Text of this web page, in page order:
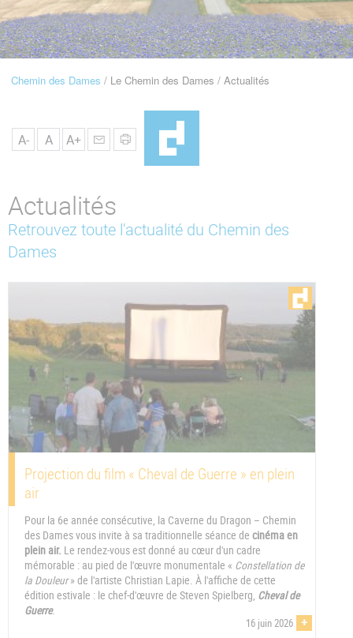
Navigation
Fil
Chemin des Dames Le Chemin des Dames Actualités
A- A A+
Actualités
Retrouvez toute l'actualité du Chemin des
Dames
Projection du film « Cheval de Guerre » en plein
air
Pour la 6e année consécutive, la Caverne du Dragon – Chemin
des Dames vous invite à sa traditionnelle séance de cinéma en
plein air. Le rendez-vous est donné au cœur d'un cadre
mémorable : au pied de l'œuvre monumentale « Constellation de
la Douleur» de l'artiste Christian Lapie. À l'affiche de cette
édition estivale : le chef-d'œuvre de Steven Spielberg, Cheval de
Guerre.
16 juin 2026 +